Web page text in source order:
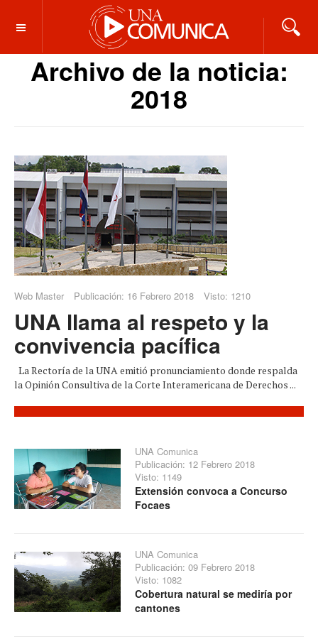
OFF CANVAS
Archivo de la noticia:
2018
Web Master Publicación: 16 Febrero 2018 Visto: 1210
UNA llama al respeto y la
convivencia pacífica
La Rectoría de la UNA emitió pronunciamiento donde respalda
la Opinión Consultiva de la Corte Interamericana de Derechos ...
UNA Comunica
Publicación: 12 Febrero 2018
Visto: 1149
Extensión convoca a Concurso
Focaes
UNA Comunica
Publicación: 09 Febrero 2018
Visto: 1082
Cobertura natural se mediría por
cantones